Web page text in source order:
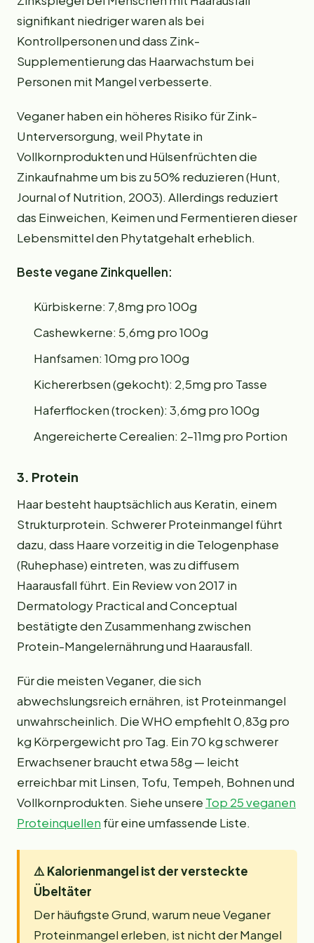
signifikant niedriger waren als bei
Kontrollpersonen und dass Zink-
Supplementierung das Haarwachstum bei
Personen mit Mangel verbesserte.
Veganer haben ein höheres Risiko für Zink-
Unterversorgung, weil Phytate in
Vollkornprodukten und Hülsenfrüchten die
Zinkaufnahme um bis zu 50% reduzieren (Hunt,
Journal of Nutrition, 2003). Allerdings reduziert
das Einweichen, Keimen und Fermentieren dieser
Lebensmittel den Phytatgehalt erheblich.
Beste vegane Zinkquellen:
Kürbiskerne: 7,8mg pro 100g
Cashewkerne: 5,6mg pro 100g
Hanfsamen: 10mg pro 100g
Kichererbsen (gekocht): 2,5mg pro Tasse
Haferflocken (trocken): 3,6mg pro 100g
Angereicherte Cerealien: 2–11mg pro Portion
3. Protein
Haar besteht hauptsächlich aus Keratin, einem
Strukturprotein. Schwerer Proteinmangel führt
dazu, dass Haare vorzeitig in die Telogenphase
(Ruhephase) eintreten, was zu diffusem
Haarausfall führt. Ein Review von 2017 in
Dermatology Practical and Conceptual
bestätigte den Zusammenhang zwischen
Protein-Mangelernährung und Haarausfall.
Für die meisten Veganer, die sich
abwechslungsreich ernähren, ist Proteinmangel
unwahrscheinlich. Die WHO empfiehlt 0,83g pro
kg Körpergewicht pro Tag. Ein 70 kg schwerer
Erwachsener braucht etwa 58g — leicht
erreichbar mit Linsen, Tofu, Tempeh, Bohnen und
Vollkornprodukten. Siehe unsere Top 25 veganen
Proteinquellen für eine umfassende Liste.
⚠️ Kalorienmangel ist der versteckte
Übeltäter
Der häufigste Grund, warum neue Veganer
Proteinmangel erleben, ist nicht der Mangel